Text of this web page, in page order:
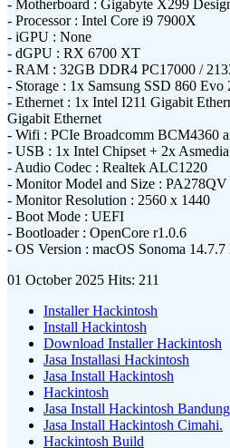
- Motherboard : Gigabyte X299
- Processor : Intel Core i9 7900X
- iGPU : None
- dGPU : RX 6700 XT
- RAM : 32GB DDR4 PC17000 /
- Storage : 1x Samsung SSD 860 Evo
- Ethernet : 1x Intel I211 Gigabit
Gigabit Ethernet
- Wifi : PCIe Broadcomm BCM4360
- USB : 1x Intel Chipset + 2x
- Audio Codec : Realtek ALC1220
- Monitor Model and Size :
- Monitor Resolution : 2560 x 1440
- Boot Mode : UEFI
- Bootloader : OpenCore r1.0.6
- OS Version : macOS Sonoma
01 October 2025 Hits: 211
Installer Hackintosh
Install Hackintosh
Download Installer Hackintosh
Jasa Installasi Hackintosh
Jasa Install Hackintosh
Hackintosh
Jasa Install Hackintosh Bandung
Jasa Install Hackintosh Cimahi.
Hackintosh Build